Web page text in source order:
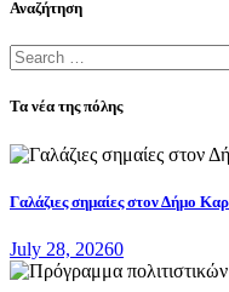
Αναζήτηση
Τα νέα της πόλης
Γαλάζιες σημαίες στον Δήμο
July 28, 20260